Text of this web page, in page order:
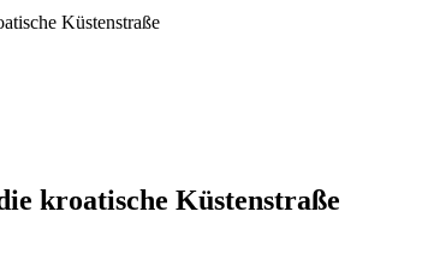
Küstenstraße
kroatische Küstenstraße